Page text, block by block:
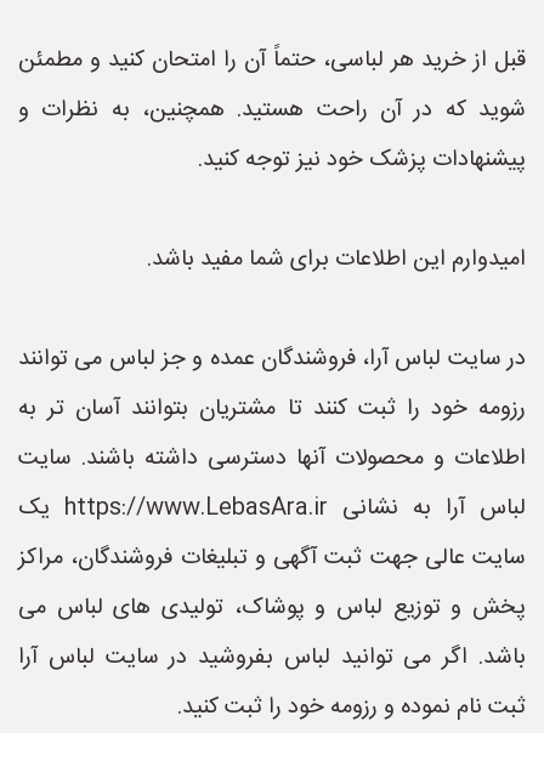
قبل از خرید هر لباسی، حتماً آن را امتحان کنید و مطمئن
شوید که در آن راحت هستید. همچنین، به نظرات و
پیشنهادات پزشک خود نیز توجه کنید.
امیدوارم این اطلاعات برای شما مفید باشد.
در سایت لباس آرا، فروشندگان عمده و جز لباس می توانند
رزومه خود را ثبت کنند تا مشتریان بتوانند آسان تر به
اطلاعات و محصولات آنها دسترسی داشته باشند. سایت
لباس آرا به نشانی https://www.LebasAra.ir یک
سایت عالی جهت ثبت آگهی و تبلیغات فروشندگان، مراکز
پخش و توزیع لباس و پوشاک، تولیدی های لباس می
باشد. اگر می توانید لباس بفروشید در سایت لباس آرا
ثبت نام نموده و رزومه خود را ثبت کنید.